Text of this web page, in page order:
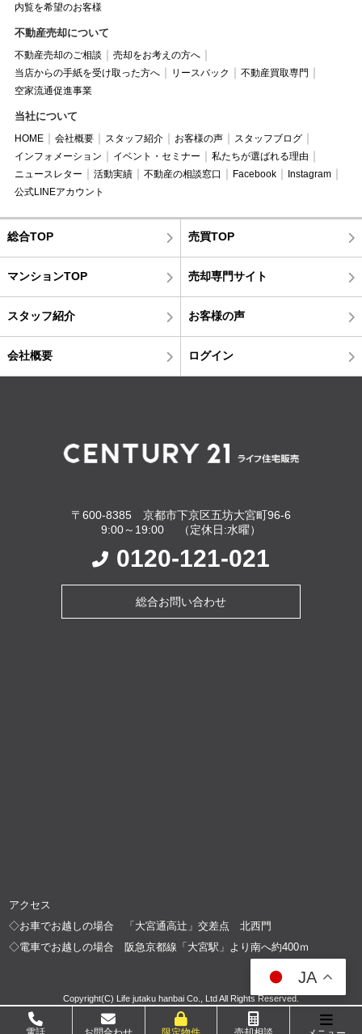
内覧を希望のお客様
不動産売却について
不動産売却のご相談
売却をお考えの方へ
当店からの手紙を受け取った方へ
リースバック
不動産買取専門
空家流通促進事業
当社について
HOME 会社概要 スタッフ紹介 お客様の声
スタッフブログ
インフォメーション
イベント・セミナー
私たちが選ばれる理由
ニュースレター
活動実績 不動産の相談窓口 Facebook
Instagram
公式LINEアカウント
総合TOP 売買TOP
マンションTOP 売却専門サイト
スタッフ紹介 お客様の声
会社概要 ログイン
〒600-8385 京都市下京区五坊大宮町96-6
9:00～19:00 （定休日:水曜）
0120-121-021
総合お問い合わせ
アクセス
◇お車でお越しの場合 「大宮通高辻」交差点 北西門
◇電車でお越しの場合 阪急京都線「大宮駅」より南へ約400ｍ
Copyright(C) Life jutaku hanbai Co., Ltd All Rights Reserved.
JA